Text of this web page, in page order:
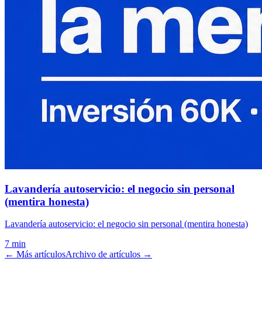
Lavandería autoservicio: el negocio sin personal
(mentira honesta)
Lavandería autoservicio: el negocio sin personal (mentira honesta)
7 min
← Más artículosArchivo de artículos →